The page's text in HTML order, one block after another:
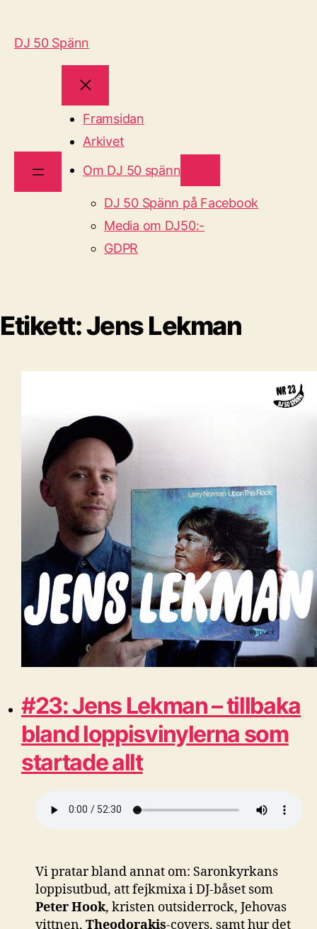
DJ 50 Spänn
Framsidan
Arkivet
Om DJ 50 spänn
DJ 50 Spänn på Facebook
Media om DJ50:-
GDPR
Etikett:Jens Lekman
#23: Jens Lekman – tillbaka
bland loppisvinylerna som
startade allt
Vi pratar bland annat om: Saronkyrkans
loppisutbud, att fejkmixa i DJ-båset som
Peter Hook, kristen outsiderrock, Jehovas
vittnen, Theodorakis-covers, samt hur det